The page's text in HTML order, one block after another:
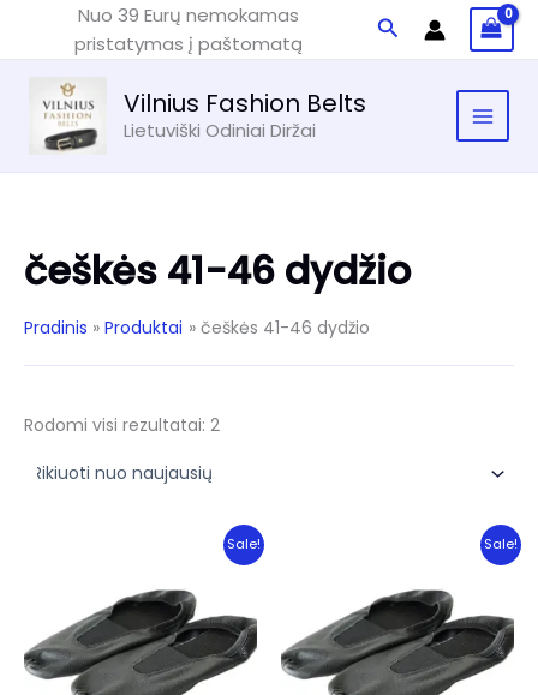
Nuo 39 Eurų nemokamas
pristatymas į paštomatą
Paieška
Vilnius Fashion Belts
Lietuviški Odiniai Diržai
češkės 41-46 dydžio
Pradinis Produktai češkės 41-46 dydžio
Rodomi visi rezultatai: 2
Sale! Sale!